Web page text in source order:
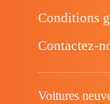
Conditions
Contactez-
Voitures